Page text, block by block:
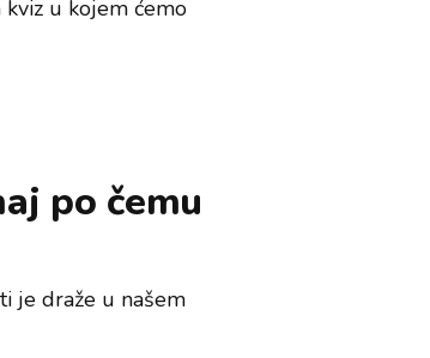
u kojem ćemo
po čemu
je draže u našem